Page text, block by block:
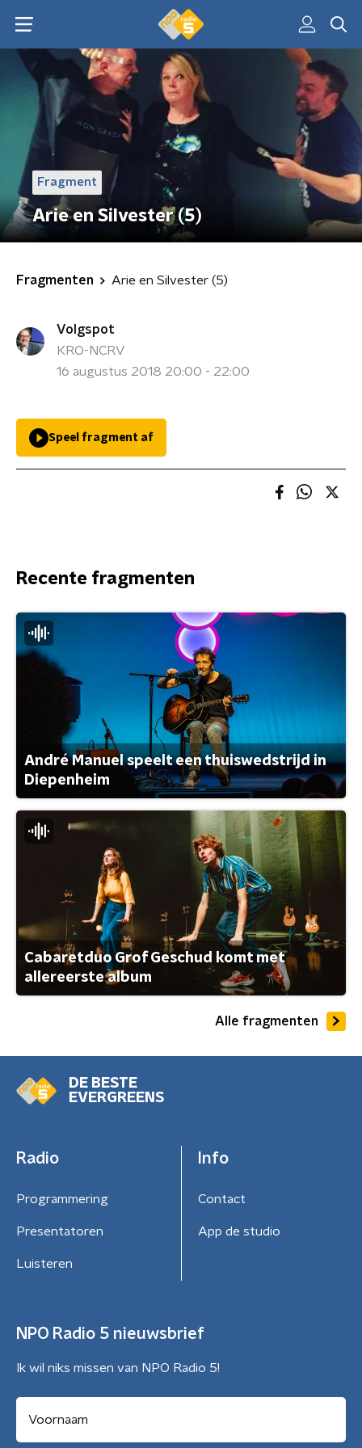
Fragment
Arie en Silvester (5)
Fragmenten Arie en Silvester (5)
Volgspot
KRO-NCRV
16 augustus 2018 20:00 - 22:00
Speel fragment af
Recente fragmenten
André Manuel speelt een thuiswedstrijd in
Diepenheim
Cabaretduo Grof Geschud komt met
allereerste album
Alle fragmenten
DE BESTE
EVERGREENS
Radio
Programmering
Presentatoren
Luisteren
Info
Contact
App de studio
NPO Radio 5 nieuwsbrief
Ik wil niks missen van NPO Radio 5!